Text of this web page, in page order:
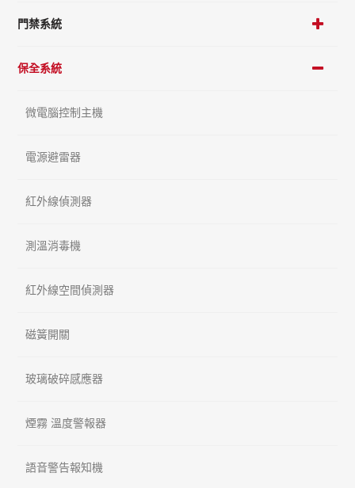
門禁系統
保全系統
微電腦控制主機
電源避雷器
紅外線偵測器
測溫消毒機
紅外線空間偵測器
磁簧開關
玻璃破碎感應器
煙霧 溫度警報器
語音警告報知機